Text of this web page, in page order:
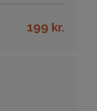
199 kr.